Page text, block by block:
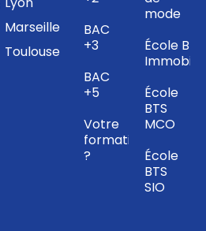
Marseille
Toulouse
BAC
+3
BAC
+5
Votre
formation
?
mode
École BTS
École
BTS
MCO
École
BTS
SIO